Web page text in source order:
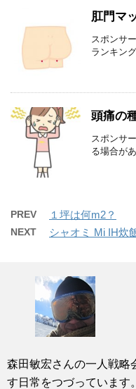
肛門マ
スポンサ
ランキン
頭痛の
スポンサ
る場合が
PREV １坪は何m2？
NEXT シャオミ Mi IH炊
森田敏宏さんの一人戦略
す日常をつづっています。